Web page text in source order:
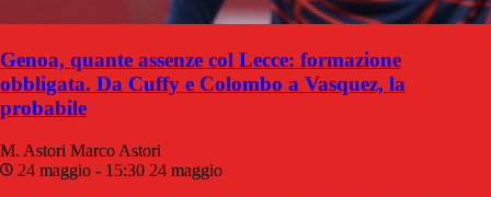
Genoa, quante assenze col Lecce: formazione
obbligata. Da Cuffy e Colombo a Vasquez, la
probabile
M. Astori Marco Astori
24 maggio - 15:30 24 maggio